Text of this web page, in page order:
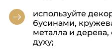
используйте
бусинами,
металла и дерева,
духу;